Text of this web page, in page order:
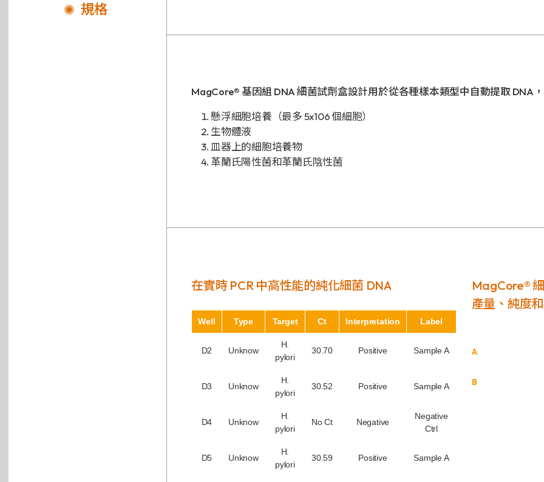
規格
MagCore® 基因組 DNA 細菌試劑盒設計用於從各種樣本類型中自動提取 DNA
懸浮細胞培養（最多 5x106 個細胞）
生物體液
皿器上的細胞培養物
革蘭氏陽性菌和革蘭氏陰性菌
在實時 PCR 中高性能的純化細菌 DNA
Well Type Target Ct Interpretation Label
D2 Unknow
H.
pylori
30.70 Positive Sample A
D3 Unknow
H.
pylori
30.52 Positive Sample A
D4 Unknow
H.
pylori
No Ct Negative
Negative
Ctrl
D5 Unknow
H.
pylori
30.59 Positive Sample A
MagCore®
產量、純度
A
B